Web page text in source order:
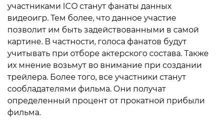
участниками ICO станут фанаты данных
видеоигр. Тем более, что данное участие
позволит им быть задействованными в самой
картине. В частности, голоса фанатов будут
учитывать при отборе актерского состава. Также
их мнение возьмут во внимание при создании
трейлера. Более того, все участники станут
сообладателями фильма. Они получат
определенный процент от прокатной прибыли
фильма.